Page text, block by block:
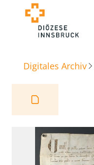
Digitales Archiv